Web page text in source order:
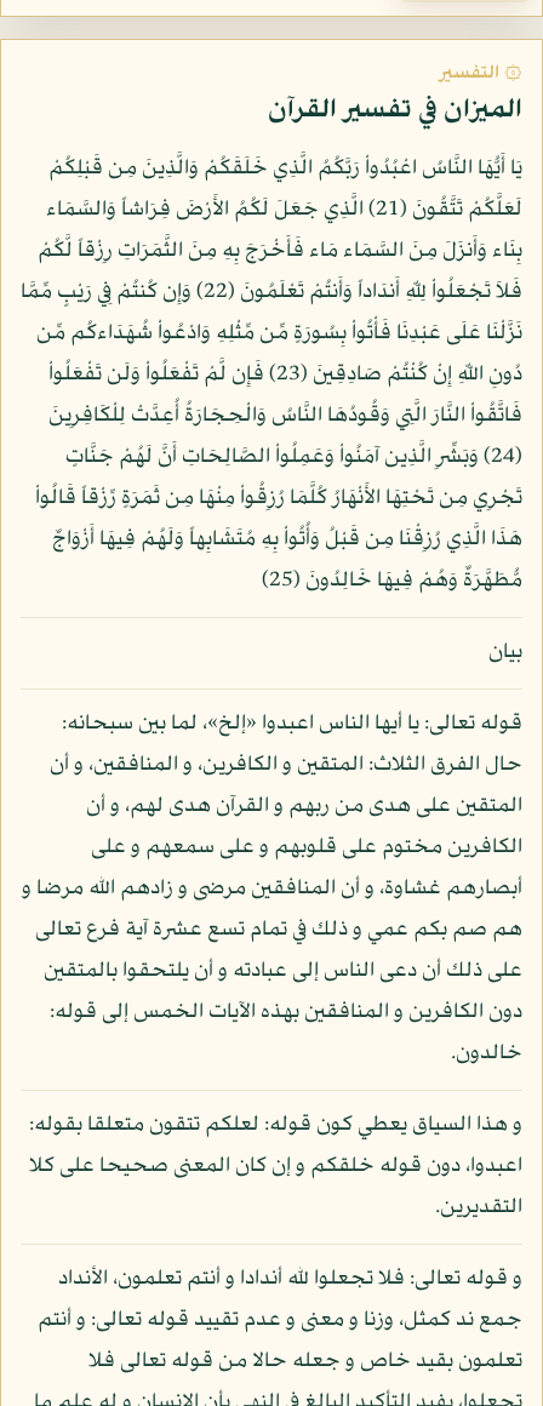
۞ التفسير
الميزان في تفسير القرآن
يَا أَيُّهَا النَّاسُ اعْبُدُواْ رَبَّكُمُ الَّذِي خَلَقَكُمْ وَالَّذِينَ مِن قَبْلِكُمْ
لَعَلَّكُمْ تَتَّقُونَ (21) الَّذِي جَعَلَ لَكُمُ الأَرْضَ فِرَاشاً وَالسَّمَاء
بِنَاء وَأَنزَلَ مِنَ السَّمَاء مَاء فَأَخْرَجَ بِهِ مِنَ الثَّمَرَاتِ رِزْقاً لَّكُمْ
فَلاَ تَجْعَلُواْ لِلّهِ أَندَاداً وَأَنتُمْ تَعْلَمُونَ (22) وَإِن كُنتُمْ فِي رَيْبٍ مِّمَّا
نَزَّلْنَا عَلَى عَبْدِنَا فَأْتُواْ بِسُورَةٍ مِّن مِّثْلِهِ وَادْعُواْ شُهَدَاءكُم مِّن
دُونِ اللّهِ إِنْ كُنْتُمْ صَادِقِينَ (23) فَإِن لَّمْ تَفْعَلُواْ وَلَن تَفْعَلُواْ
فَاتَّقُواْ النَّارَ الَّتِي وَقُودُهَا النَّاسُ وَالْحِجَارَةُ أُعِدَّتْ لِلْكَافِرِينَ
(24) وَبَشِّرِ الَّذِين آمَنُواْ وَعَمِلُواْ الصَّالِحَاتِ أَنَّ لَهُمْ جَنَّاتٍ
تَجْرِي مِن تَحْتِهَا الأَنْهَارُ كُلَّمَا رُزِقُواْ مِنْهَا مِن ثَمَرَةٍ رِّزْقاً قَالُواْ
هَذَا الَّذِي رُزِقْنَا مِن قَبْلُ وَأُتُواْ بِهِ مُتَشَابِهاً وَلَهُمْ فِيهَا أَزْوَاجٌ
مُّطَهَّرَةٌ وَهُمْ فِيهَا خَالِدُونَ (25)
بيان
قوله تعالى: يا أيها الناس اعبدوا «إلخ»، لما بين سبحانه:
حال الفرق الثلاث: المتقين و الكافرين، و المنافقين، و أن
المتقين على هدى من ربهم و القرآن هدى لهم، و أن
الكافرين مختوم على قلوبهم و على سمعهم و على
أبصارهم غشاوة، و أن المنافقين مرضى و زادهم الله مرضا و
هم صم بكم عمي و ذلك في تمام تسع عشرة آية فرع تعالى
على ذلك أن دعى الناس إلى عبادته و أن يلتحقوا بالمتقين
دون الكافرين و المنافقين بهذه الآيات الخمس إلى قوله:
خالدون.
و هذا السياق يعطي كون قوله: لعلكم تتقون متعلقا بقوله:
اعبدوا، دون قوله خلقكم و إن كان المعنى صحيحا على كلا
التقديرين.
و قوله تعالى: فلا تجعلوا لله أندادا و أنتم تعلمون، الأنداد
جمع ند كمثل، وزنا و معنى و عدم تقييد قوله تعالى: و أنتم
تعلمون بقيد خاص و جعله حالا من قوله تعالى فلا